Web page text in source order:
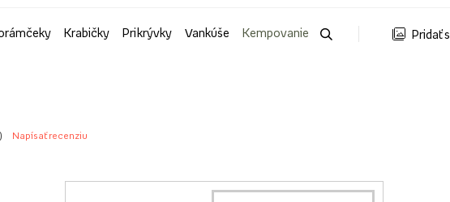
Krabičky Prikrývky Vankúše Kempovanie Pridať
) Napísať recenziu